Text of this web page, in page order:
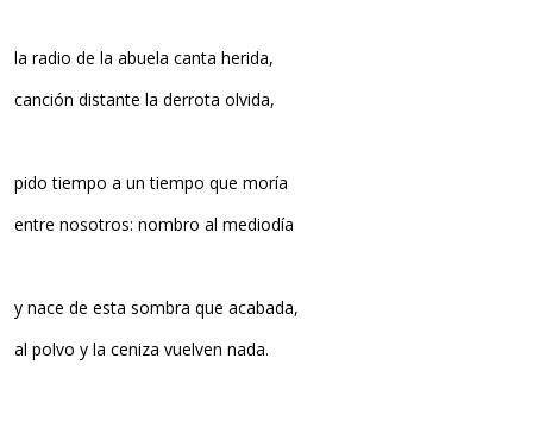
la radio de la abuela canta herida,
canción distante la derrota olvida,
pido tiempo a un tiempo que moría
entre nosotros: nombro al mediodía
y nace de esta sombra que acabada,
al polvo y la ceniza vuelven nada.